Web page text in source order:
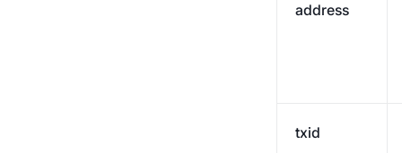
address
txid